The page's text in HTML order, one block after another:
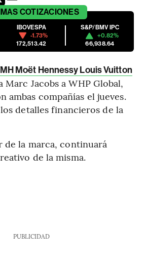
COTIZACIONES
IBOVESPA
-1.73%
172,513.42
S&P/BMV IPC
+0.82%
66,938.64
Moët Hennessy Louis Vuitton
Marc Jacobs a WHP Global,
ambas compañías el jueves.
detalles financieros de la
de la marca, continuará
de la misma.
PUBLICIDAD